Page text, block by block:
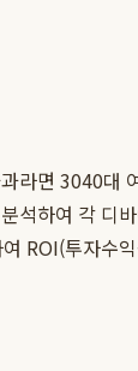
라면 3040대
석하여 각 디
ROI(투자수